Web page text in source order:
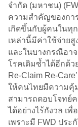
จำกัด (มหาชน)
ความสำคัญของกา
เกิดขึ้นกับผู้คนในทุ
เหล่านี้มีค่าใช้จ่าย
และในบางกรณีอา
โรคเดิมซ้ำได้อีกด้
Re-Claim Re-
ให้คนไทยมีความคุ้
สามารถตอบโจทย์
ได้อย่างไร้กังวล เ
เพราะมี FWD ประ